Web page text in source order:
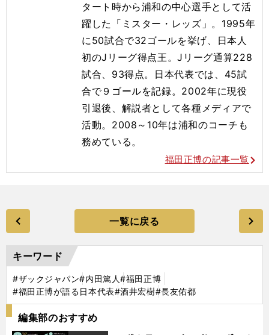
タート時から浦和の中心選手として活
躍した「ミスター・レッズ」。1995年
に50試合で32ゴールを挙げ、日本人
初のJリーグ得点王。Jリーグ通算228
試合、93得点。日本代表では、45試
合で９ゴールを記録。2002年に現役
引退後、解説者として各種メディアで
活動。2008～10年は浦和のコーチも
務めている。
福田正博の記事一覧
一覧に戻る
キーワード
#ザックジャパン#内田篤人#福田正博
#福田正博が語る日本代表#酒井宏樹#長友佑都
編集部のおすすめ